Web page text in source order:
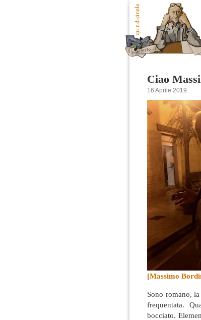
Ciao
16 Aprile 2019
[Massimo
Sono romano,
frequentata.
bocciato.